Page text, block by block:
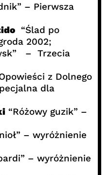
– Pierwsza
“Ślad po
2002;
– Trzecia
z Dolnego
dla
“Różowy guzik” –
– wyróżnienie
– wyróżnienie